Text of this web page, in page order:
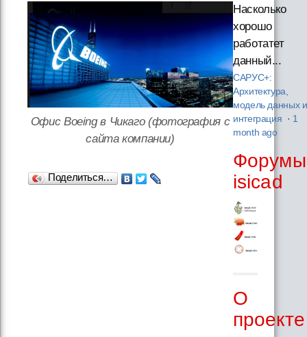
Офис Boeing в Чикаго (фотография с
сайта компании)
Поделиться…
Насколько
хорошо
работатет
данный...
САРУС+:
Архитектура,
модель данных и
интеграция · 1
month ago
Форумы
isicad
О
проекте